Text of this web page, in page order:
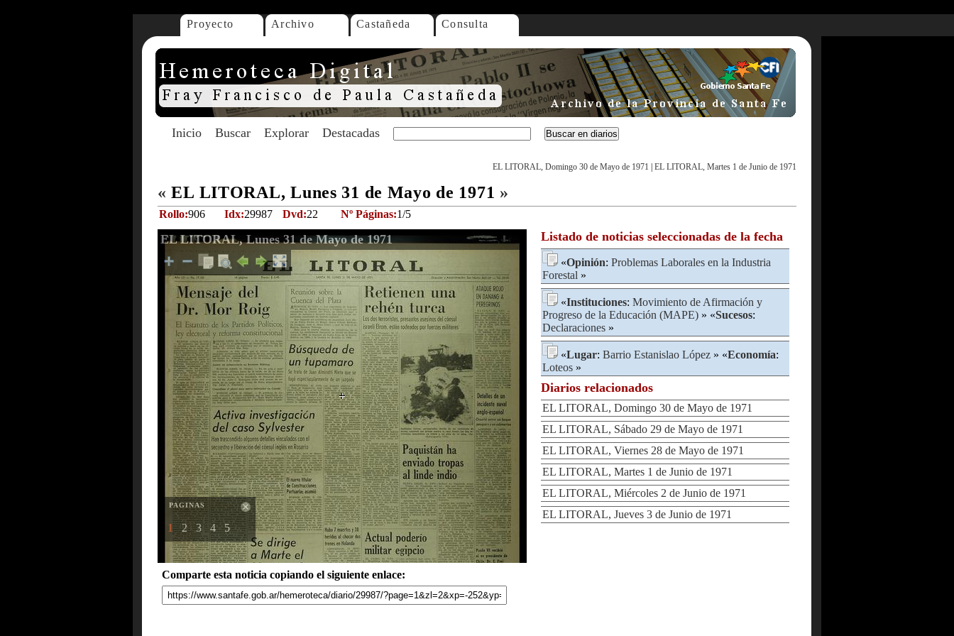
Proyecto Archivo Castañeda Consulta
Inicio Buscar Explorar Destacadas
EL LITORAL, Domingo 30 de Mayo de 1971 EL LITORAL, Martes 1 de Junio de 1971
« EL LITORAL, Lunes 31 de Mayo de 1971 »
Rollo:906 Idx:29987 Dvd:22 Nº Páginas:1/5
EL LITORAL, Lunes 31 de Mayo de 1971
PAGINAS
1 2 3 4 5
Comparte esta noticia copiando el siguiente enlace:
Listado de noticias seleccionadas de la fecha
«Opinión: Problemas Laborales en la Industria
Forestal »
«Instituciones: Movimiento de Afirmación y
Progreso de la Educación (MAPE) » «Sucesos:
Declaraciones »
«Lugar: Barrio Estanislao López » «Economía:
Loteos »
Diarios relacionados
EL LITORAL, Domingo 30 de Mayo de 1971
EL LITORAL, Sábado 29 de Mayo de 1971
EL LITORAL, Viernes 28 de Mayo de 1971
EL LITORAL, Martes 1 de Junio de 1971
EL LITORAL, Miércoles 2 de Junio de 1971
EL LITORAL, Jueves 3 de Junio de 1971